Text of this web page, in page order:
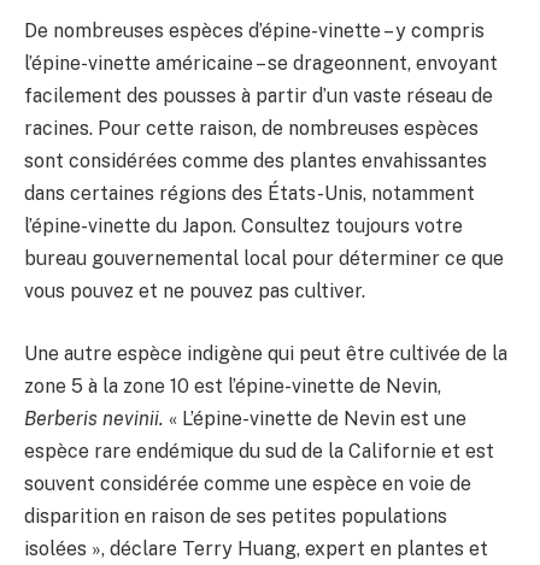
De nombreuses espèces d’épine-vinette – y compris
l’épine-vinette américaine – se drageonnent, envoyant
facilement des pousses à partir d’un vaste réseau de
racines. Pour cette raison, de nombreuses espèces
sont considérées comme des plantes envahissantes
dans certaines régions des États-Unis, notamment
l’épine-vinette du Japon. Consultez toujours votre
bureau gouvernemental local pour déterminer ce que
vous pouvez et ne pouvez pas cultiver.
Une autre espèce indigène qui peut être cultivée de la
zone 5 à la zone 10 est l’épine-vinette de Nevin,
Berberis nevinii. « L’épine-vinette de Nevin est une
espèce rare endémique du sud de la Californie et est
souvent considérée comme une espèce en voie de
disparition en raison de ses petites populations
isolées », déclare Terry Huang, expert en plantes et